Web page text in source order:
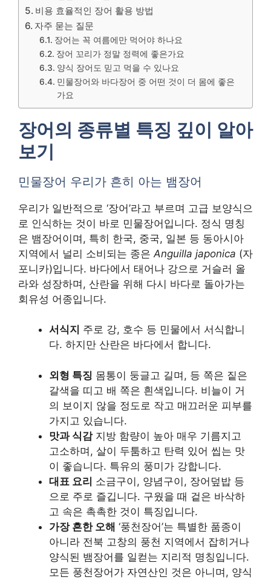
비용 효율적인 장어 활용 방법
자주 묻는 질문
장어는 꼭 여름에만 먹어야 하나요
장어 꼬리가 정말 정력에 좋은가요
양식 장어도 믿고 먹을 수 있나요
민물장어와 바다장어 중 어떤 것이 더 몸에 좋은
가요
장어의 종류별 특징 깊이 알아
보기
민물장어 우리가 흔히 아는 뱀장어
우리가 일반적으로 ‘장어’라고 부르며 고급 보양식으
로 인식하는 것이 바로 민물장어입니다. 정식 명칭
은 뱀장어이며, 특히 한국, 중국, 일본 등 동아시아
지역에서 널리 소비되는 종은 Anguilla japonica (자
포니카)입니다. 바다에서 태어나 강으로 거슬러 올
라와 성장하며, 산란을 위해 다시 바다로 돌아가는
회유성 어종입니다.
서식지 주로 강, 호수 등 민물에서 서식합니
다. 하지만 산란은 바다에서 합니다.
외형 특징 몸통이 둥글고 길며, 등 쪽은 짙은
갈색을 띠고 배 쪽은 흰색입니다. 비늘이 거
의 보이지 않을 정도로 작고 매끄러운 피부를
가지고 있습니다.
맛과 식감지방 함량이 높아 매우 기름지고
고소하며, 살이 두툼하고 탄력 있어 씹는 맛
이 좋습니다. 특유의 풍미가 강합니다.
대표 요리 소금구이, 양념구이, 장어덮밥 등
으로 주로 즐깁니다. 구웠을 때 겉은 바삭하
고 속은 촉촉한 것이 특징입니다.
가장 흔한 오해 ‘풍천장어’는 특별한 품종이
아니라 전북 고창의 풍천 지역에서 잡히거나
양식된 뱀장어를 일컫는 지리적 명칭입니다.
모든 풍천장어가 자연산인 것은 아니며, 양식